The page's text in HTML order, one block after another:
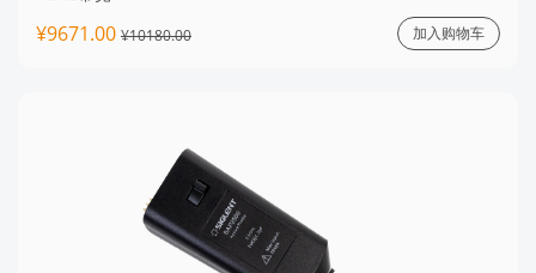
¥9671.00 ¥10180.00 加入购物车